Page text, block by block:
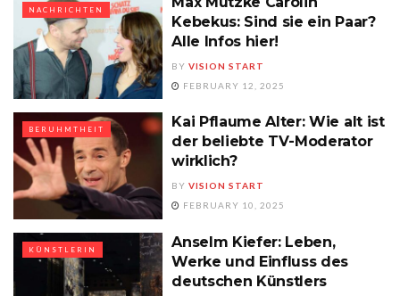
NACHRICHTEN
Kebekus: Sind sie ein Paar?
Alle Infos hier!
BY VISION START
FEBRUARY 12, 2025
BERUHMTHEIT
Kai Pflaume Alter: Wie alt ist
der beliebte TV-Moderator
wirklich?
BY VISION START
FEBRUARY 10, 2025
KÜNSTLERIN
Anselm Kiefer: Leben,
Werke und Einfluss des
deutschen Künstlers